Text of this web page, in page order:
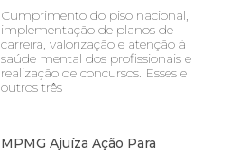
Cumprimento do piso nacional,
implementação de planos de
carreira, valorização e atenção à
saúde mental dos profissionais e
realização de concursos. Esses e
outros três
MPMG Ajuíza Ação Para